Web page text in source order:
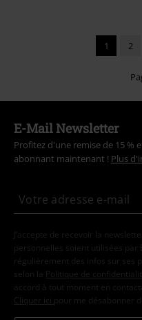
1 2
E-Mail Newsletter
Profitez d'une remise de 15 %
abonnant maintenant ! Plus
J’accepte de recevoir la
personnelles soient utilisées par
régulièrement des infos sur ses
selon la
Politique de
accord à tout moment en
Cliquer ici pour me désabonner